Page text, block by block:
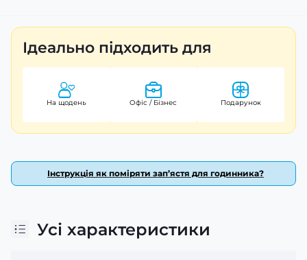
Ідеально підходить для
На щодень Офіс / Бізнес Подарунок
Інструкція як поміряти зап’ястя для годинника?
Усі характеристики